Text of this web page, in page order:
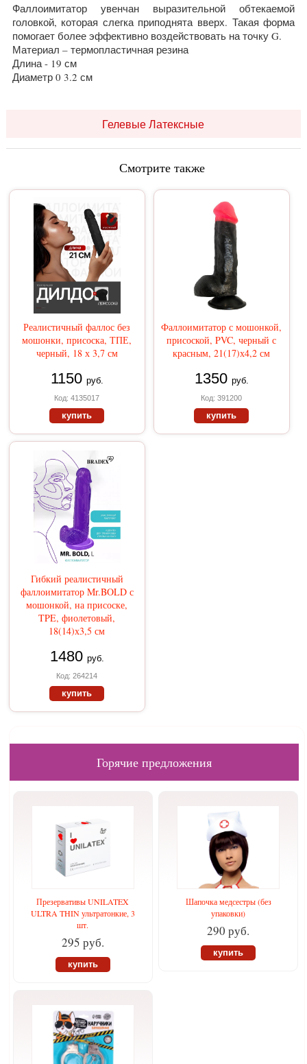
Фаллоимитатор увенчан выразительной обтекаемой
головкой, которая слегка приподнята вверх. Такая форма
помогает более эффективно воздействовать на точку G.
Материал – термопластичная резина
Длина - 19 см
Диаметр 0 3.2 см
Гелевые Латексные
Смотрите также
Реалистичный фаллос без
мошонки, присоска, ТПЕ,
черный, 18 х 3,7 см
1150 руб.
Код: 4135017
купить
Фаллоимитатор с мошонкой,
присоской, PVC, черный с
красным, 21(17)х4,2 см
1350 руб.
Код: 391200
купить
Гибкий реалистичный
фаллоимитатор Mr.BOLD с
мошонкой, на присоске,
TPE, фиолетовый,
18(14)х3,5 см
1480 руб.
Код: 264214
купить
Горячие предложения
Презервативы UNILATEX
ULTRA THIN ультратонкие, 3
шт.
295 руб.
купить
Шапочка медсестры (без
упаковки)
290 руб.
купить